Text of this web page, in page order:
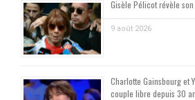
Gisèle Pélicot révèle
9 août 2026
Charlotte Gainsbourg et
couple libre depuis 30